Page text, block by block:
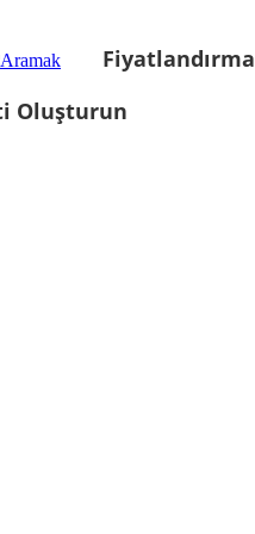
Fiyatlandırma
Oluşturun